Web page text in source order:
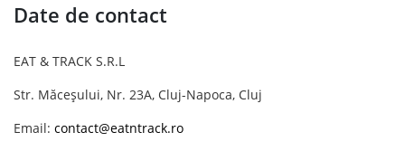
Date de contact
EAT & TRACK S.R.L
Str. Măceșului, Nr. 23A, Cluj-Napoca, Cluj
Email: contact@eatntrack.ro